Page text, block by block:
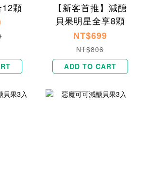
顆
【新客首推】減醣
貝果明星全享8顆
NT$699
NT$806
ADD TO CART